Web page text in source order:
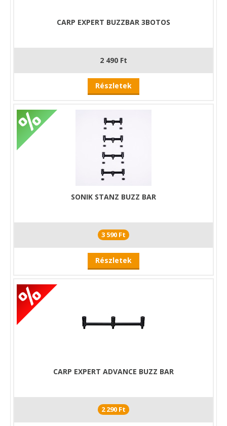
CARP EXPERT BUZZBAR 3BOTOS
2 490 Ft
Részletek
SONIK STANZ BUZZ BAR
3 590 Ft
Részletek
CARP EXPERT ADVANCE BUZZ BAR
2 290 Ft